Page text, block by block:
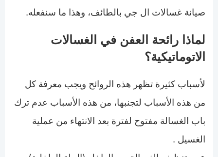
صيانة غسالات ال جي بالطائف، وهذا ما سنفعله.
لماذا رائحة العفن في الغسالات
الاتوماتيكية؟
لأسباب كثيرة تظهر هذه الروائح ويجب معرفة كل
من هذه الأسباب لتجنبها، من هذه الأسباب عدم ترك
باب الغسالة مفتوح لفترة بعد الانتهاء من عملية
الغسيل .